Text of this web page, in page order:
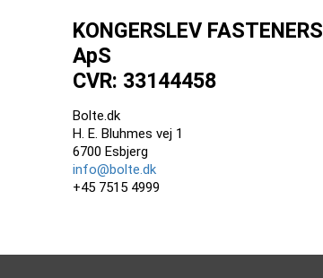
KONGERSLEV FASTENERS
ApS
CVR: 33144458
Bolte.dk
H. E. Bluhmes vej 1
6700 Esbjerg
info@bolte.dk
+45 7515 4999